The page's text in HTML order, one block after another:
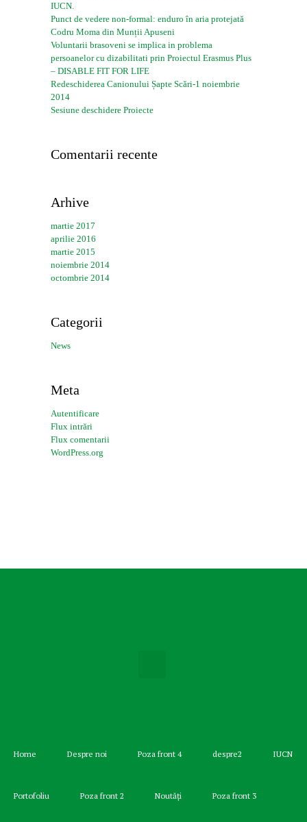
IUCN.
Punct de vedere non-formal: enduro în aria protejată
Codru Moma din Munții Apuseni
Voluntarii brasoveni se implica in problema
persoanelor cu dizabilitati prin Proiectul Erasmus Plus
– DISABLE FIT FOR LIFE
Redeschiderea Canionului Șapte Scări-1 noiembrie
2014
Sesiune deschidere Proiecte
Comentarii recente
Arhive
martie 2017
aprilie 2016
martie 2015
noiembrie 2014
octombrie 2014
Categorii
News
Meta
Autentificare
Flux intrări
Flux comentarii
WordPress.org
Home Despre noi Poza front 4 despre2 IUCN
Portofoliu Poza front 2 Noutăți Poza front 3